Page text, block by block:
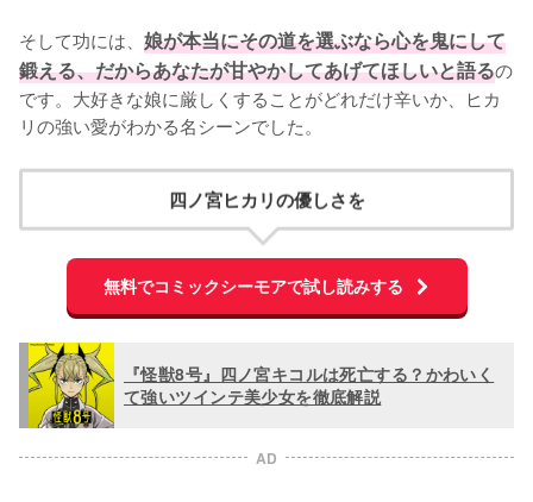
そして功には、 娘が本当にその道を選ぶなら心を鬼にして
鍛える、だからあなたが甘やかしてあげてほしいと語るの
です。大好きな娘に厳しくすることがどれだけ辛いか、ヒカ
リの強い愛がわかる名シーンでした。
四ノ宮ヒカリの優しさを
無料でコミックシーモアで試し読みする
『怪獣8号』四ノ宮キコルは死亡する？かわいく
て強いツインテ美少女を徹底解説
AD